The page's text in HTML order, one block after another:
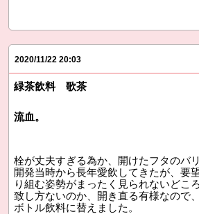
2020/11/22 20:03
緑茶飲料 歌茶
流血。
栓が丈夫すぎる為か、開けたフタのバ
開発当時から長年愛飲してきたが、要
り組む姿勢がまったく見られないどこ
致し方ないのか、開き直る有様なので
ボトル飲料に替えました。